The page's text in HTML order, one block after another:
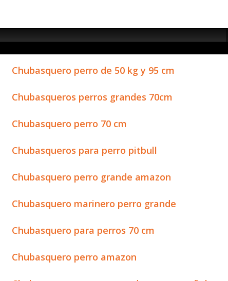
Chubasquero perro de 50 kg y 95 cm
Chubasqueros perros grandes 70cm
Chubasquero perro 70 cm
Chubasqueros para perro pitbull
Chubasquero perro grande amazon
Chubasquero marinero perro grande
Chubasquero para perros 70 cm
Chubasquero perro amazon